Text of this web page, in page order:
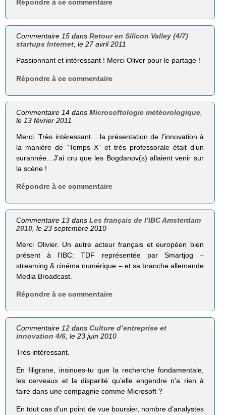
Répondre à ce commentaire
Commentaire 15 dansRetour en Silicon Valley (4/7)
startups Internet, le 27 avril 2011
Passionnant et intéressant ! Merci Oliver pour le partage !
Répondre à ce commentaire
Commentaire 14 dansMicrosoftologie météorologique
le 13 février 2011
Merci. Très intéressant….la présentation de l’innovation à
la manière de “Temps X” et très professorale était d’un
surannée…J’ai cru que les Bogdanov(s) allaient venir sur
la scène !
Répondre à ce commentaire
Commentaire 13 dansLes français de l’IBC Amsterdam
2010 , le 23 septembre 2010
Merci Olivier. Un autre acteur français et européen bien
présent à l’IBC: TDF représentée par Smartjog –
streaming & cinéma numérique – et sa branche allemande
Media Broadcast.
Répondre à ce commentaire
Commentaire 12 dansCulture d’entreprise et
innovation 4/6 , le 23 juin 2010
Très intéressant.
En filigrane, insinues-tu que la recherche fondamentale,
les cerveaux et la disparité qu’elle engendre n’a rien à
faire dans une compagnie comme Microsoft ?
En tout cas d’un point de vue boursier, nombre d’analystes